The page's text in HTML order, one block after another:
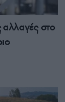
στο